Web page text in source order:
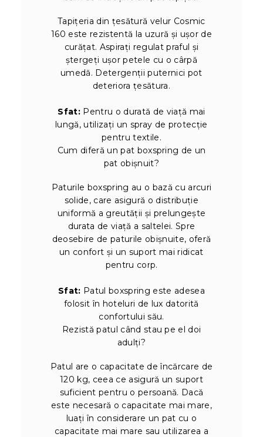
Tapițeria din țesătură velur Cosmic
160 este rezistentă la uzură și ușor de
curățat. Aspirați regulat praful și
ștergeți ușor petele cu o cârpă
umedă. Detergenții puternici pot
deteriora țesătura.
Sfat: Pentru o durată de viață mai
lungă, utilizați un spray de protecție
pentru textile.
Cum diferă un pat boxspring de un
pat obișnuit?
Paturile boxspring au o bază cu arcuri
solide, care asigură o distribuție
uniformă a greutății și prelungește
durata de viață a saltelei. Spre
deosebire de paturile obișnuite, oferă
un confort și un suport mai ridicat
pentru corp.
Sfat: Patul boxspring este adesea
folosit în hoteluri de lux datorită
confortului său.
Rezistă patul când stau pe el doi
adulți?
Patul are o capacitate de încărcare de
120 kg, ceea ce asigură un suport
suficient pentru o persoană. Dacă
este necesară o capacitate mai mare,
luați în considerare un pat cu o
capacitate mai mare sau utilizarea a